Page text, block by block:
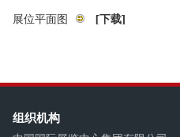
资料下载
展位平面图 [下载]
组织机构